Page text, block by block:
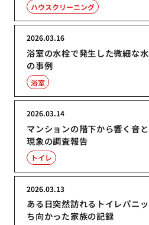
ハウスクリーニング
浴室の水栓で発生した微細な
の事例
2026.03.16
浴室
マンションの階下から響く音
現象の調査報告
2026.03.14
トイレ
ある日突然訪れるトイレパニ
ち向かった家族の記録
2026.03.13